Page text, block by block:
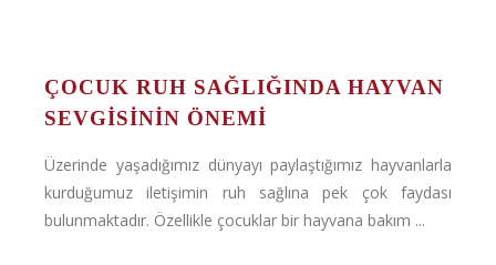
ÇOCUK RUH SAĞLIĞINDA HAYVAN
SEVGİSİNİN ÖNEMİ
Üzerinde yaşadığımız dünyayı paylaştığımız hayvanlarla
kurduğumuz iletişimin ruh sağlına pek çok faydası
bulunmaktadır. Özellikle çocuklar bir hayvana bakım ...